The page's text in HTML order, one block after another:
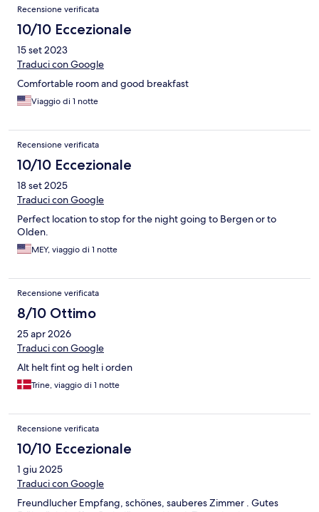
Recensione verificata
10/10 Eccezionale
15 set 2023
Traduci con Google
Comfortable room and good breakfast
Viaggio di 1 notte
Recensione verificata
10/10 Eccezionale
18 set 2025
Traduci con Google
Perfect location to stop for the night going to Bergen or to
Olden.
MEY, viaggio di 1 notte
Recensione verificata
8/10 Ottimo
25 apr 2026
Traduci con Google
Alt helt fint og helt i orden
Trine, viaggio di 1 notte
Recensione verificata
10/10 Eccezionale
1 giu 2025
Traduci con Google
Freundlucher Empfang, schönes, sauberes Zimmer . Gutes